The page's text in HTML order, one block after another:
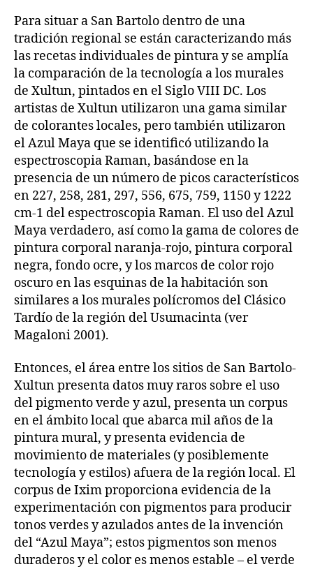
Para situar a San Bartolo dentro de una
tradición regional se están caracterizando más
las recetas individuales de pintura y se amplía
la comparación de la tecnología a los murales
de Xultun, pintados en el Siglo VIII DC. Los
artistas de Xultun utilizaron una gama similar
de colorantes locales, pero también utilizaron
el Azul Maya que se identificó utilizando la
espectroscopia Raman, basándose en la
presencia de un número de picos característicos
en 227, 258, 281, 297, 556, 675, 759, 1150 y 1222
cm-1 del espectroscopia Raman. El uso del Azul
Maya verdadero, así como la gama de colores de
pintura corporal naranja-rojo, pintura corporal
negra, fondo ocre, y los marcos de color rojo
oscuro en las esquinas de la habitación son
similares a los murales polícromos del Clásico
Tardío de la región del Usumacinta (ver
Magaloni 2001).
Entonces, el área entre los sitios de San Bartolo-
Xultun presenta datos muy raros sobre el uso
del pigmento verde y azul, presenta un corpus
en el ámbito local que abarca mil años de la
pintura mural, y presenta evidencia de
movimiento de materiales (y posiblemente
tecnología y estilos) afuera de la región local. El
corpus de Ixim proporciona evidencia de la
experimentación con pigmentos para producir
tonos verdes y azulados antes de la invención
del “Azul Maya”; estos pigmentos son menos
duraderos y el color es menos estable – el verde